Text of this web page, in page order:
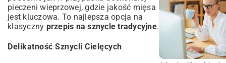
pieczeni wieprzowej, gdzie jakość mięsa
jest kluczowa. To najlepsza opcja na
klasyczny przepis na sznycle tradycyjne.
Delikatność Sznycli Cielęcych